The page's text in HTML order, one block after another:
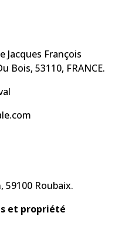
Jacques François
Bois, 53110, FRANCE.
59100 Roubaix.
et propriété